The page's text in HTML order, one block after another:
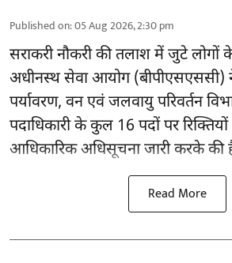
Published on:05 Aug 2026, 2:30 pm
सराकरी नौकरी की तलाश में जुटे लोगों
अधीनस्थ सेवा आयोग (बीपीएसएससी)
पर्यावरण, वन एवं जलवायु परिवर्तन
पदाधिकारी के कुल 16 पदों पर
आधिकारिक अधिसूचना जारी करके की
Read More